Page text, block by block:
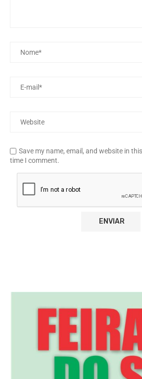
Save my name, email, and website in
time I comment.